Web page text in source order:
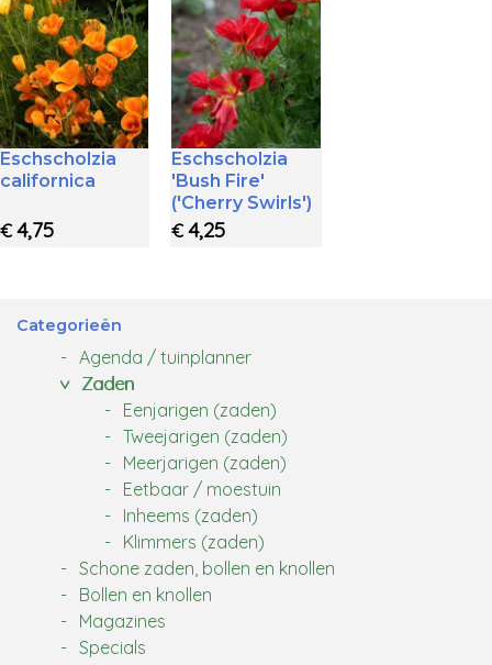
Eschscholzia
californica
€ 4,75
Eschscholzia
'Bush Fire'
('Cherry Swirls')
€4,25
Categorieën
Agenda / tuinplanner
Zaden
Eenjarigen (zaden)
Tweejarigen (zaden)
Meerjarigen (zaden)
Eetbaar / moestuin
Inheems (zaden)
Klimmers (zaden)
Schone zaden, bollen en knollen
Bollen en knollen
Magazines
Specials